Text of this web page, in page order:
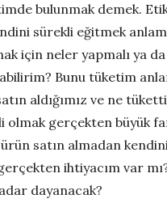
bulunmak demek.
sürekli eğitmek
için neler yapmalı ya
Bunu tüketim
aldığımız ve ne
olmak gerçekten büyük
satın almadan
ihtiyacım var
dayanacak?